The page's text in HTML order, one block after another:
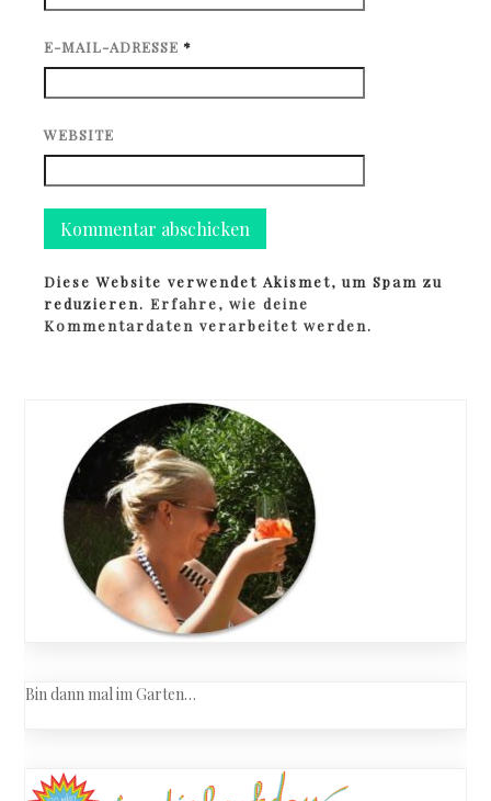
E-MAIL-ADRESSE *
WEBSITE
Diese Website verwendet Akismet, um Spam zu
reduzieren.Erfahre, wie deine
Kommentardaten verarbeitet werden.
Bin dann mal im Garten…